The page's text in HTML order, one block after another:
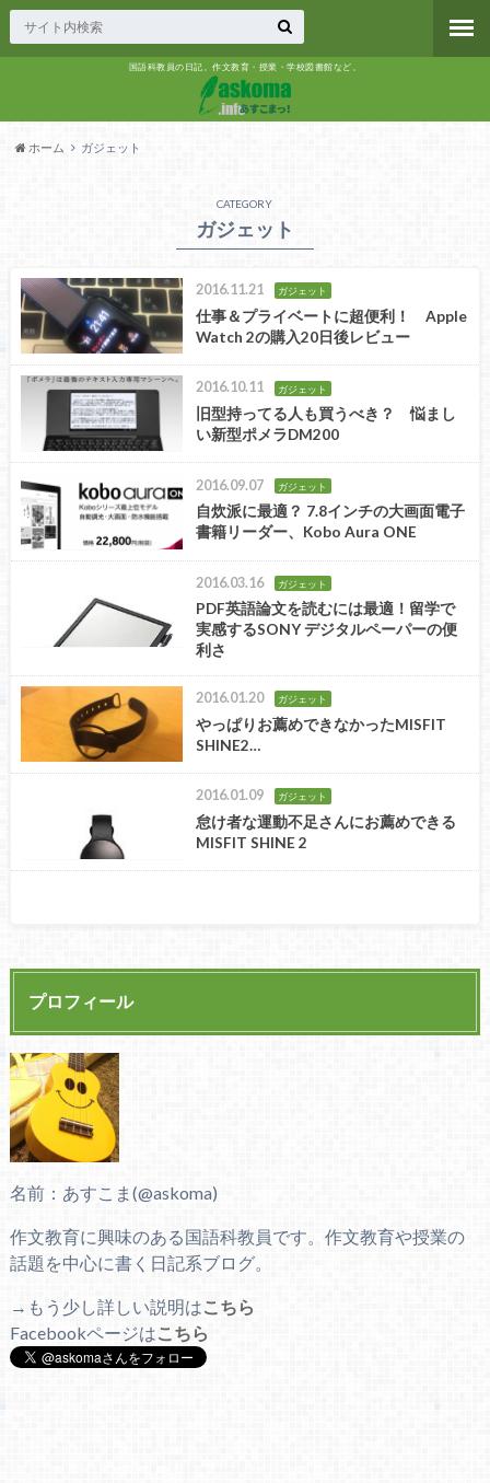
国語科教員の日記。作文教育・授業・学校図書館など。
ホーム ガジェット
CATEGORY
ガジェット
2016.11.21 ガジェット
仕事＆プライベートに超便利！ Apple
Watch 2の購入20日後レビュー
2016.10.11 ガジェット
旧型持ってる人も買うべき？ 悩まし
い新型ポメラDM200
2016.09.07 ガジェット
自炊派に最適？ 7.8インチの大画面電子
書籍リーダー、Kobo Aura ONE
2016.03.16 ガジェット
PDF英語論文を読むには最適！留学で
実感するSONY デジタルペーパーの便
利さ
2016.01.20 ガジェット
やっぱりお薦めできなかったMISFIT
SHINE2…
2016.01.09 ガジェット
怠け者な運動不足さんにお薦めできる
MISFIT SHINE 2
プロフィール
名前：あすこま(@askoma)
作文教育に興味のある国語科教員です。作文教育や授業の
話題を中心に書く日記系ブログ。
→もう少し詳しい説明はこちら
Facebookページはこちら